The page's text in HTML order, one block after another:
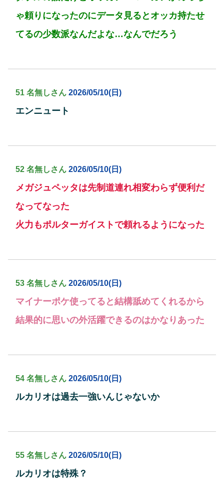
ゃ頼りになったのにデータ見るとオッカ持たせ
てるの少数派なんだよな…なんでだろう
51 名無しさん 2026/05/10(日)
エンニュート
52 名無しさん 2026/05/10(日)
メガジュペッタは先制道連れ相変わらず便利だ
なってなった
火力もポルターガイストで頼れるようになった
53 名無しさん 2026/05/10(日)
マイナーポケ使ってると結構舐めてくれるから
結果的に思いの外活躍できるのはかなりあった
54 名無しさん 2026/05/10(日)
ルカリオは過去一強いんじゃないか
55 名無しさん 2026/05/10(日)
ルカリオは特殊？